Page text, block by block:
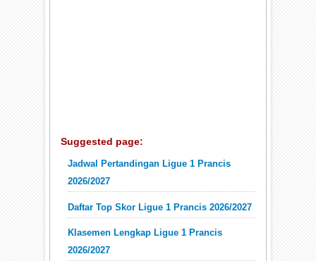
Suggested page:
Jadwal Pertandingan Ligue 1 Prancis
2026/2027
Daftar Top Skor Ligue 1 Prancis 2026/2027
Klasemen Lengkap Ligue 1 Prancis
2026/2027